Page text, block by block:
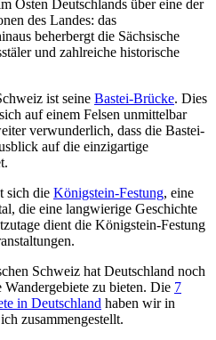
Osten Deutschlands über eine der
des Landes: das
beherbergt die Sächsische
und zahlreiche historische
ist seine Bastei-Brücke. Dies
auf einem Felsen unmittelbar
verwunderlich, dass die Bastei-
auf die einzigartige
sich die Königstein-Festung, eine
die eine langwierige Geschichte
dient die Königstein-Festung
Schweiz hat Deutschland noch
Wandergebiete zu bieten. Die 7
in Deutschland haben wir in
zusammengestellt.